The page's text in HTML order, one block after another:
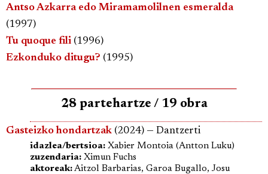
Antso Azkarra edo Miramamolilnen esmeralda
(1997)
Tu quoque fili (1996)
Ezkonduko ditugu? (1995)
28 partehartze / 19 obra
Gasteizko hondartzak (2024) — Dantzerti
idazlea/bertsioa: Xabier Montoia (Antton Luku)
zuzendaria: Ximun Fuchs
aktoreak:Aitzol Barbarias, Garoa Bugallo, Josu